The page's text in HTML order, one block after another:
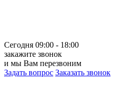
Сегодня 09:00 - 18:00
закажите звонок
и мы Вам перезвоним
Задать вопрос Заказать звонок